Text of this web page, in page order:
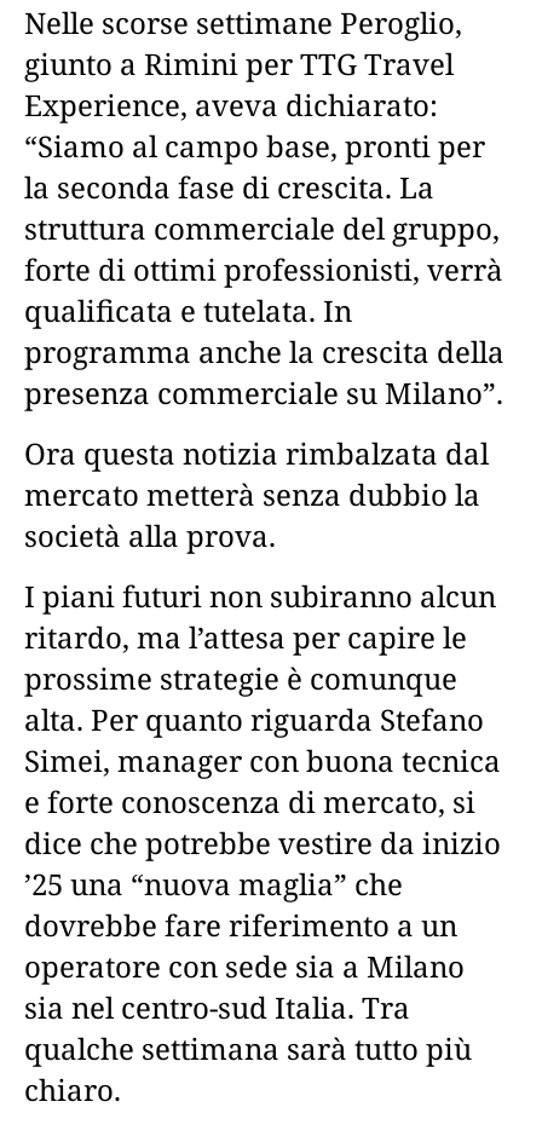
Nelle scorse settimane Peroglio,
giunto a Rimini per TTG Travel
Experience, aveva dichiarato:
“Siamo al campo base, pronti per
la seconda fase di crescita. La
struttura commerciale del gruppo,
forte di ottimi professionisti, verrà
qualificata e tutelata. In
programma anche la crescita della
presenza commerciale su Milano”.
Ora questa notizia rimbalzata dal
mercato metterà senza dubbio la
società alla prova.
I piani futuri non subiranno alcun
ritardo, ma l’attesa per capire le
prossime strategie è comunque
alta. Per quanto riguarda Stefano
Simei, manager con buona tecnica
e forte conoscenza di mercato, si
dice che potrebbe vestire da inizio
’25 una “nuova maglia” che
dovrebbe fare riferimento a un
operatore con sede sia a Milano
sia nel centro-sud Italia. Tra
qualche settimana sarà tutto più
chiaro.